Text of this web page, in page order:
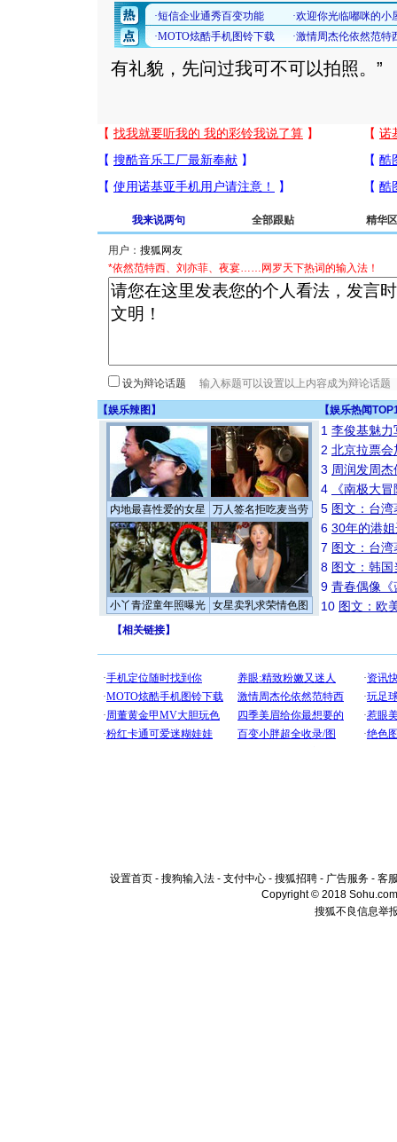
有礼貌，先问过我可不可以拍照。”
我来说两句 全部跟贴 精华区
用户：
*依然范特西、刘亦菲、夜宴……网罗天下热词的输入法！
设为辩论话题
【娱乐辣图 】 【娱乐热闻
内地最喜性爱的女星 万人签名拒吃麦当劳
小丫青涩童年照曝光 女星卖乳求荣情色图
1 李俊基魅力
2 北京拉票
3 周润发周
4
《南极大
5 图文：台
6 30年的港
7 图文：台
8 图文：韩
9 青春偶像《
10 图文：欧
【相关链接】
设置首页 - 搜狗输入法 - 支付中心 - 搜狐招聘 - 广告服务 - 客
Copyright © 2018
搜狐不良信息举